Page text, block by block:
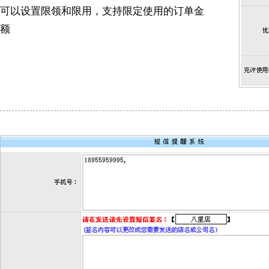
可以设置限领和限用，支持限定使用的订单金
额